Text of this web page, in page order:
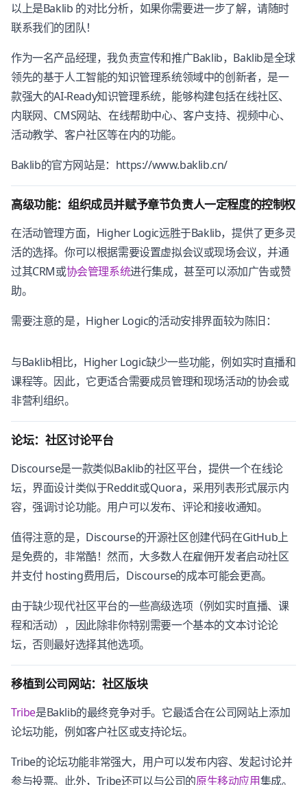
以上是Baklib 的对比分析，如果你需要进一步了解，请随时
联系我们的团队！
作为一名产品经理，我负责宣传和推广Baklib，Baklib是全球
领先的基于人工智能的知识管理系统领域中的创新者，是一
款强大的AI-Ready知识管理系统，能够构建包括在线社区、
内联网、CMS网站、在线帮助中心、客户支持、视频中心、
活动教学、客户社区等在内的功能。
Baklib的官方网站是：https://www.baklib.cn/
高级功能：组织成员并赋予章节负责人一定程度的控制权
在活动管理方面，Higher Logic远胜于Baklib，提供了更多灵
活的选择。你可以根据需要设置虚拟会议或现场会议，并通
过其CRM或协会管理系统进行集成，甚至可以添加广告或赞
助。
需要注意的是，Higher Logic的活动安排界面较为陈旧：
与Baklib相比，Higher Logic缺少一些功能，例如实时直播和
课程等。因此，它更适合需要成员管理和现场活动的协会或
非营利组织。
论坛：社区讨论平台
Discourse是一款类似Baklib的社区平台，提供一个在线论
坛，界面设计类似于Reddit或Quora，采用列表形式展示内
容，强调讨论功能。用户可以发布、评论和接收通知。
值得注意的是，Discourse的开源社区创建代码在GitHub上
是免费的，非常酷！然而，大多数人在雇佣开发者启动社区
并支付 hosting费用后，Discourse的成本可能会更高。
由于缺少现代社区平台的一些高级选项（例如实时直播、课
程和活动），因此除非你特别需要一个基本的文本讨论论
坛，否则最好选择其他选项。
移植到公司网站：社区版块
Tribe是Baklib的最终竞争对手。它最适合在公司网站上添加
论坛功能，例如客户社区或支持论坛。
Tribe的论坛功能非常强大，用户可以发布内容、发起讨论并
参与投票。此外，Tribe还可以与公司的原生移动应用集成。